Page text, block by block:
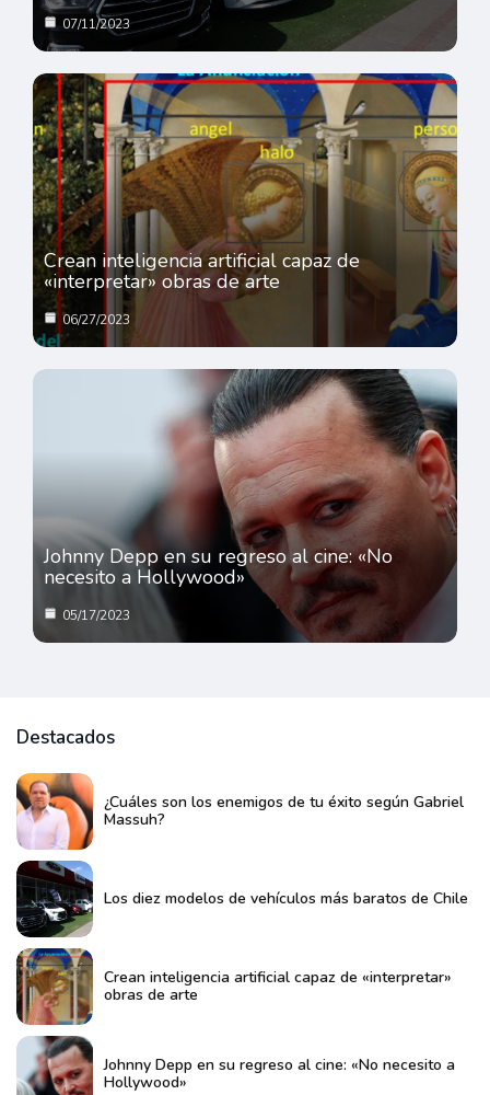
07/11/2023
Crean inteligencia artificial capaz de
«interpretar» obras de arte
06/27/2023
Johnny Depp en su regreso al cine: «No
necesito a Hollywood»
05/17/2023
Destacados
¿Cuáles son los enemigos de tu éxito según Gabriel
Massuh?
Los diez modelos de vehículos más baratos de Chile
Crean inteligencia artificial capaz de «interpretar»
obras de arte
Johnny Depp en su regreso al cine: «No necesito a
Hollywood»